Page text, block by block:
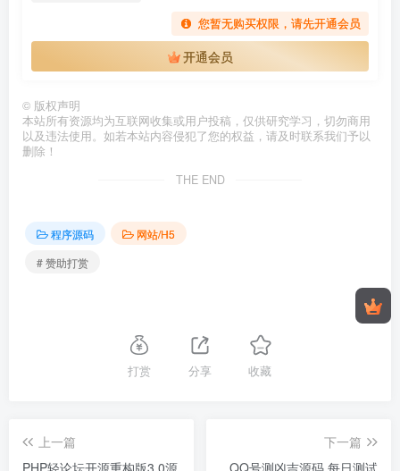
您暂无购买权限，请先开通会员
开通会员
© 版权声明
本站所有资源均为互联网收集或用户投稿，仅供研究学习，切勿商用
以及违法使用。如若本站内容侵犯了您的权益，请及时联系我们予以
删除！
THE END
程序源码
网站/H5
# 赞助打赏
打赏 分享 收藏
上一篇
PHP轻论坛开源重构版3.0源
下一篇
QQ号测凶吉源码 每日测试